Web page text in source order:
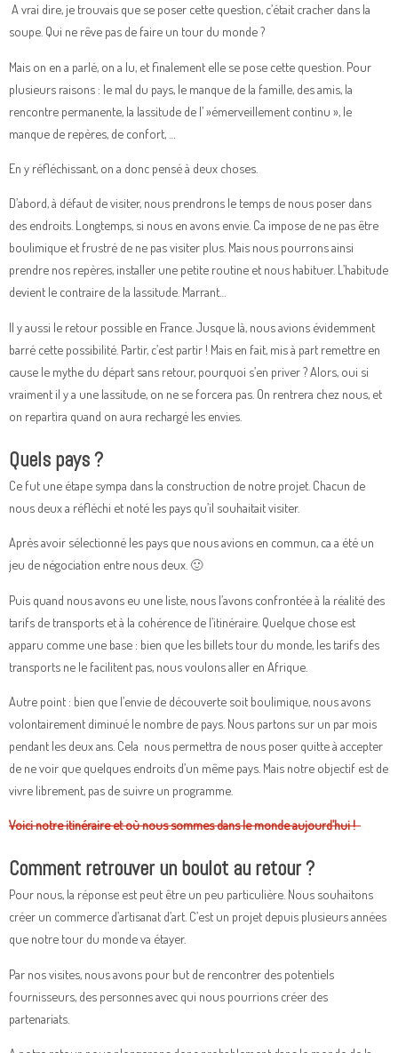
A vrai dire, je trouvais que se poser cette question, c’était cracher dans la
soupe. Qui ne rêve pas de faire un tour du monde ?
Mais on en a parlé, on a lu, et finalement elle se pose cette question. Pour
plusieurs raisons : le mal du pays, le manque de la famille, des amis, la
rencontre permanente, la lassitude de l’ »émerveillement continu », le
manque de repères, de confort, …
En y réfléchissant, on a donc pensé à deux choses.
D’abord, à défaut de visiter, nous prendrons le temps de nous poser dans
des endroits. Longtemps, si nous en avons envie. Ca impose de ne pas être
boulimique et frustré de ne pas visiter plus. Mais nous pourrons ainsi
prendre nos repères, installer une petite routine et nous habituer. L’habitude
devient le contraire de la lassitude. Marrant…
Il y aussi le retour possible en France. Jusque là, nous avions évidemment
barré cette possibilité. Partir, c’est partir ! Mais en fait, mis à part remettre en
cause le mythe du départ sans retour, pourquoi s’en priver ? Alors, oui si
vraiment il y a une lassitude, on ne se forcera pas. On rentrera chez nous, et
on repartira quand on aura rechargé les envies.
Quels pays ?
Ce fut une étape sympa dans la construction de notre projet. Chacun de
nous deux a réfléchi et noté les pays qu’il souhaitait visiter.
Après avoir sélectionné les pays que nous avions en commun, ca a été un
jeu de négociation entre nous deux. 🙂
Puis quand nous avons eu une liste, nous l’avons confrontée à la réalité des
tarifs de transports et à la cohérence de l’itinéraire. Quelque chose est
apparu comme une base : bien que les billets tour du monde, les tarifs des
transports ne le facilitent pas, nous voulons aller en Afrique.
Autre point : bien que l’envie de découverte soit boulimique, nous avons
volontairement diminué le nombre de pays. Nous partons sur un par mois
pendant les deux ans. Cela nous permettra de nous poser quitte à accepter
de ne voir que quelques endroits d’un même pays. Mais notre objectif est de
vivre librement, pas de suivre un programme.
Voici notre itinéraire et où nous sommes dans le monde aujourd’hui !
Comment retrouver un boulot au retour ?
Pour nous, la réponse est peut être un peu particulière. Nous souhaitons
créer un commerce d’artisanat d’art. C’est un projet depuis plusieurs années
que notre tour du monde va étayer.
Par nos visites, nous avons pour but de rencontrer des potentiels
fournisseurs, des personnes avec qui nous pourrions créer des
partenariats.